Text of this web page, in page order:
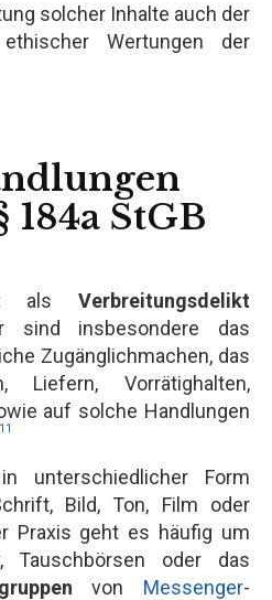
solcher Inhalte auch der
Wertungen der
184a StGB
als Verbreitungsdelikt
sind insbesondere das
Zugänglichmachen, das
Liefern, Vorrätighalten,
auf solche Handlungen
11
unterschiedlicher Form
Bild, Ton, Film oder
Praxis geht es häufig um
Tauschbörsen oder das
von Messenger-